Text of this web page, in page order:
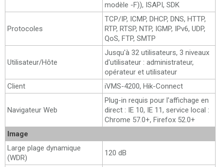
modèle -F)), ISAPI, SDK
Protocoles
TCP/IP, ICMP, DHCP, DNS, HTTP,
RTP, RTSP, NTP, IGMP, IPv6, UDP,
QoS, FTP, SMTP
Utilisateur/Hôte
Jusqu'à 32 utilisateurs, 3 niveaux
d'utilisateur : administrateur,
opérateur et utilisateur
Client
iVMS-4200, Hik-Connect
Navigateur Web
Plug-in requis pour l'affichage en
direct : IE 10, IE 11, service local :
Chrome 57.0+, Firefox 52.0+
Image
Large plage dynamique
(WDR)
120 dB